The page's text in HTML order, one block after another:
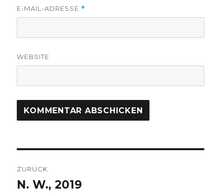
E-MAIL-ADRESSE *
WEBSITE
ZURÜCK
Vorheriger
N. W., 2019